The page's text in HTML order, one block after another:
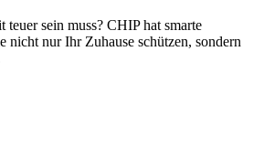
teuer sein muss? CHIP hat smarte
nicht nur Ihr Zuhause schützen, sondern